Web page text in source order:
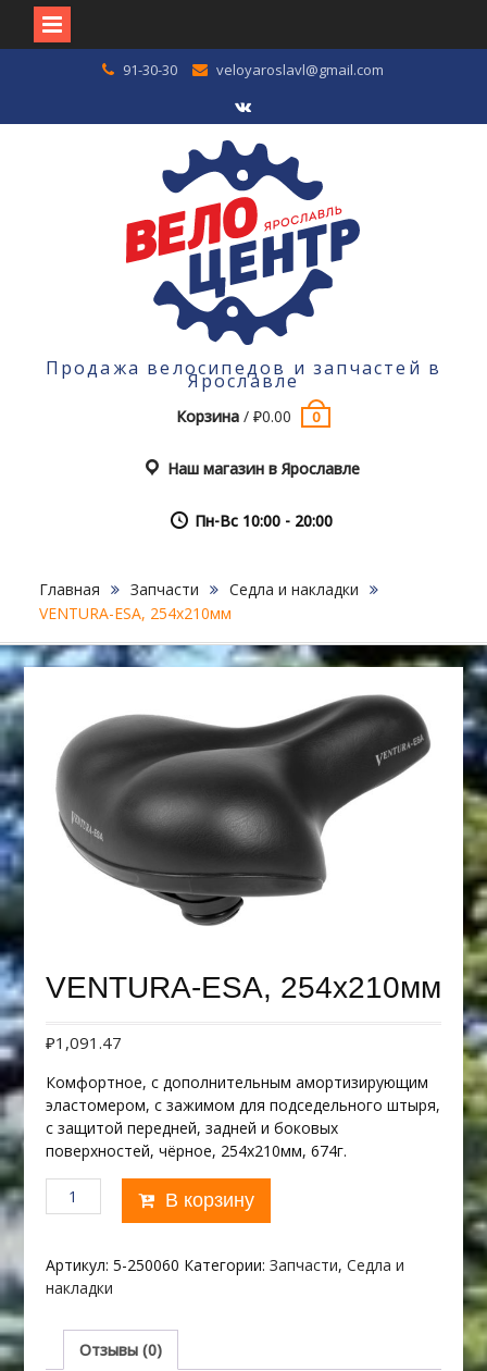
91-30-30 veloyaroslavl@gmail.com
VK
Продажа велосипедов и запчастей в
Ярославле
Корзина /₽0.00 0
Наш магазин в Ярославле
Пн-Вс 10:00 - 20:00
Главная Запчасти
Седла и накладки
VENTURA-ESA, 254х210мм
VENTURA-ESA, 254х210мм
₽1,091.47
Комфортное, с дополнительным амортизирующим
эластомером, с зажимом для подседельного штыря,
с защитой передней, задней и боковых
поверхностей, чёрное, 254х210мм, 674г.
Количество
товара
ESA,
254х210мм
В корзину
Артикул: 5-250060 Категории: Запчасти, Седла и
накладки
Отзывы (0)